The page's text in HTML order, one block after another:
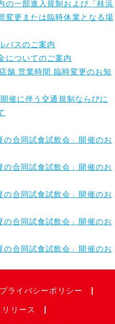
の一部進入規制および「桂浜
変更または臨時休業となる場
バスのご案内
についてのご案内
舗 営業時間 臨時変更のお知
催に伴う交通規制ならびに
合同試食試飲会」開催のお
合同試食試飲会」開催のお
合同試食試飲会」開催のお
合同試食試飲会」開催のお
合同試食試飲会」開催のお
プライバシーポリシー
リリース